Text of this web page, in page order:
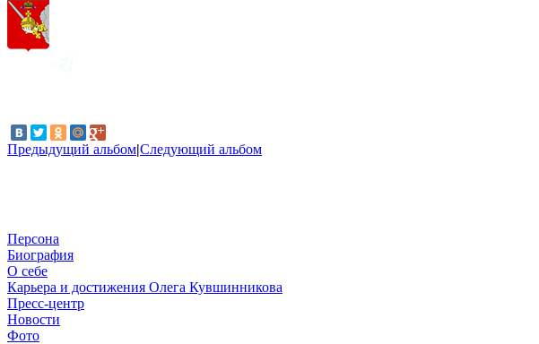
Предыдущий альбом|Следующий альбом
Персона
Биография
О себе
Карьера и достижения Олега Кувшинникова
Пресс-центр
Новости
Фото